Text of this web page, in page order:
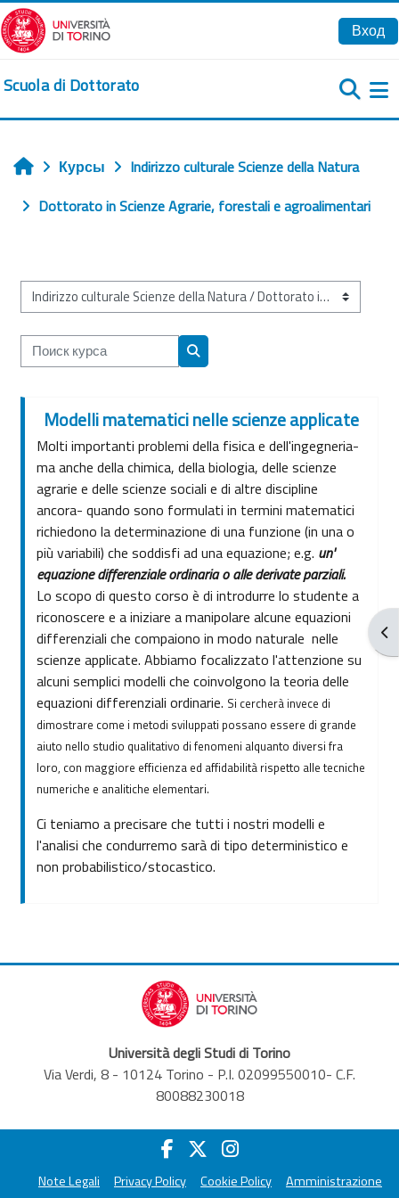
Перейти к основному содержанию
Вход
Scuola di Dottorato
Главная
Курсы
Indirizzo culturale Scienze della Natura
Dottorato in Scienze Agrarie, forestali e agroalimentari
Категории курсов
Поиск курса
Поиск курса
Modelli matematici nelle scienze applicate
Molti importanti problemi della fisica e dell'ingegneria-
ma anche della chimica, della biologia, delle scienze
agrarie e delle scienze sociali e di altre discipline
ancora- quando sono formulati in termini matematici
richiedono la determinazione di una funzione (in una o
più variabili) che soddisfi ad una equazione; e.g. un'
equazione differenziale ordinaria o alle derivate parziali.
Lo scopo di questo corso è di introdurre lo studente a
riconoscere e a iniziare a manipolare alcune equazioni
differenziali che compaiono in modo naturale nelle
scienze applicate. Abbiamo focalizzato l'attenzione su
alcuni semplici modelli che coinvolgono la teoria delle
equazioni differenziali ordinarie. Si cercherà invece di
dimostrare come i metodi sviluppati possano essere di grande
aiuto nello studio qualitativo di fenomeni alquanto diversi fra
loro, con maggiore efficienza ed affidabilità rispetto alle tecniche
numeriche e analitiche elementari.
Ci teniamo a precisare che tutti i nostri modelli e
l'analisi che condurremo sarà di tipo deterministico e
non probabilistico/stocastico.
Università degli Studi di Torino
Via Verdi, 8 - 10124 Torino - P.I. 02099550010- C.F.
80088230018
Note Legali Privacy Policy Cookie Policy
Amministrazione